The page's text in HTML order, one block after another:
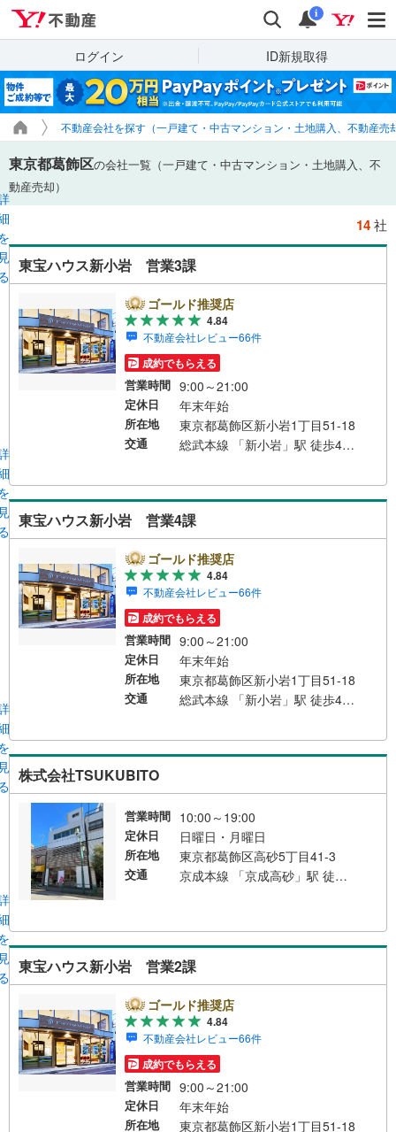
検索 通知
i
ログイン ID新規取得
不動産会社を探す（一戸建て・中古マンション・土地購入、不動産売
東京都葛飾区の会社一覧（一戸建て・中古マンション・土地購入、不
動産売却）
14社
東宝ハウス新小岩 営業3課
ゴールド推奨店
4.84
不動産会社レビュー66件
成約でもらえる
営業時間 9:00～21:00
定休日 年末年始
所在地 東京都葛飾区新小岩1丁目51-18
交通 総武本線 「新小岩」駅 徒歩4分 自動車:首都高速環状中央線「平井大橋出入口」15分※店舗隣接で「タイムズ」コインパーキングございます。 総武線 「新小岩」駅 徒歩4分
東宝ハウス新小岩 営業4課
ゴールド推奨店
4.84
不動産会社レビュー66件
成約でもらえる
営業時間 9:00～21:00
定休日 年末年始
所在地 東京都葛飾区新小岩1丁目51-18
交通 総武本線 「新小岩」駅 徒歩4分 自動車:首都高速環状中央線「平井大橋出入口」15分※店舗隣接で「タイムズ」コインパーキングございます。 総武線 「新小岩」駅 徒歩4分
株式会社TSUKUBITO
営業時間 10:00～19:00
定休日 日曜日・月曜日
所在地 東京都葛飾区高砂5丁目41-3
交通 京成本線 「京成高砂」駅 徒歩3分
東宝ハウス新小岩 営業2課
ゴールド推奨店
4.84
不動産会社レビュー66件
成約でもらえる
営業時間 9:00～21:00
定休日 年末年始
所在地 東京都葛飾区新小岩1丁目51-18